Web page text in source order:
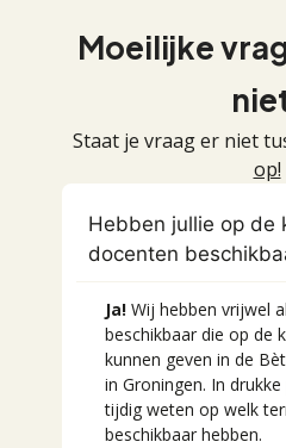
Moeilijke
Staat je vraag er niet
op!
Hebben jullie op de
docenten
Ja! Wij hebben vrijwel
beschikbaar die op de
kunnen geven in de
in Groningen. In
tijdig weten op welk
beschikbaar hebben.